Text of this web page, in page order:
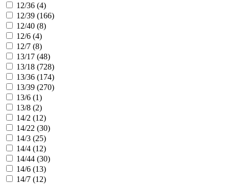
12/36 (4)
12/39 (166)
12/40 (8)
12/6 (4)
12/7 (8)
13/17 (48)
13/18 (728)
13/36 (174)
13/39 (270)
13/6 (1)
13/8 (2)
14/2 (12)
14/22 (30)
14/3 (25)
14/4 (12)
14/44 (30)
14/6 (13)
14/7 (12)